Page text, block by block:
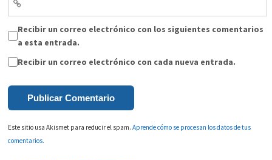
Recibir un correo electrónico con los siguientes comentarios
a esta entrada.
Recibir un correo electrónico con cada nueva entrada.
Este sitio usa Akismet para reducir el spam.Aprende cómo se procesan los datos de tus
comentarios.